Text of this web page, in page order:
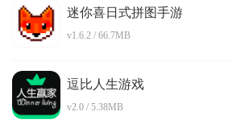
迷你喜日式拼图手游
v1.6.2 / 66.7MB
逗比人生游戏
v2.0 / 5.38MB